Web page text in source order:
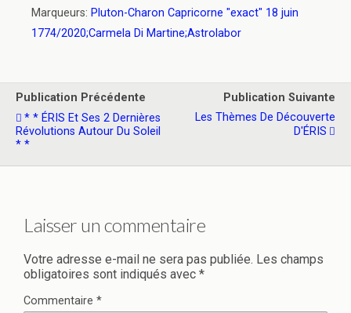
Marqueurs: Pluton-Charon Capricorne "exact" 18 juin
1774/2020;Carmela Di Martine;Astrolabor
Publication Précédente
* * ÉRIS Et Ses 2 Dernières
Révolutions Autour Du Soleil
* *
Publication Suivante
Les Thèmes De Découverte
D'ÉRIS
Laisser un commentaire
Votre adresse e-mail ne sera pas publiée. Les champs
obligatoires sont indiqués avec *
Commentaire *